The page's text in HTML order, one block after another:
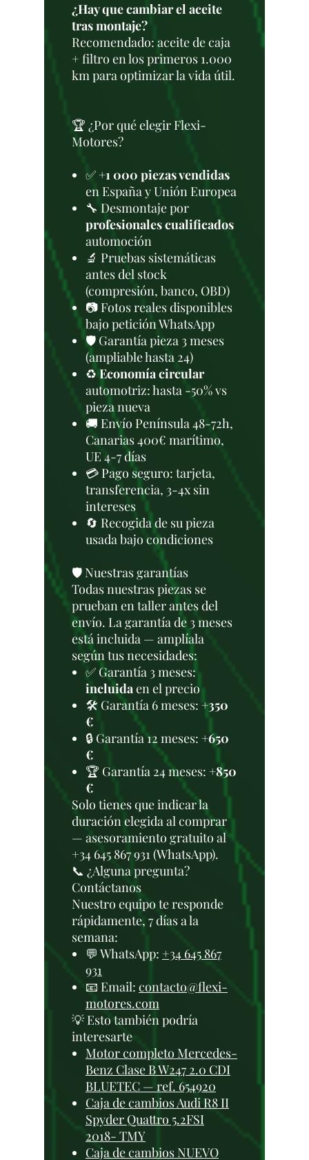
¿Hay que cambiar el aceite
tras montaje?
Recomendado: aceite de caja
+ filtro en los primeros 1.000
km para optimizar la vida útil.
🏆 ¿Por qué elegir Flexi-
Motores?
✅+1 000 piezas vendidas
en España y Unión Europea
🔧 Desmontaje por
profesionales cualificados
automoción
🔬 Pruebas sistemáticas
antes del stock
(compresión, banco, OBD)
📷 Fotos reales disponibles
bajo petición WhatsApp
🛡️ Garantía pieza 3 meses
(ampliable hasta 24)
♻️Economía circular
automotriz: hasta -50% vs
pieza nueva
🚚 Envío Península 48-72h,
Canarias 400€ marítimo,
UE 4-7 días
💳 Pago seguro: tarjeta,
transferencia, 3-4x sin
intereses
🔄 Recogida de su pieza
usada bajo condiciones
🛡️ Nuestras garantías
Todas nuestras piezas se
prueban en taller antes del
envío. La garantía de 3 meses
está incluida — amplíala
según tus necesidades:
✅ Garantía 3 meses:
incluidaen el precio
🛠️ Garantía 6 meses: +350
€
🔒 Garantía 12 meses: +650
€
🏆 Garantía 24 meses: +850
€
Solo tienes que indicar la
duración elegida al comprar
— asesoramiento gratuito al
+34 645 867 931 (WhatsApp).
📞 ¿Alguna pregunta?
Contáctanos
Nuestro equipo te responde
rápidamente, 7 días a la
semana:
💬 WhatsApp: +34 645 867
931
📧 Email: contacto@flexi-
motores.com
💡 Esto también podría
interesarte
Motor completo Mercedes-
Benz Clase B W247 2.0 CDI
BLUETEC — ref. 654920
Caja de cambios Audi R8 II
Spyder Quattro 5.2FSI
2018- TMY
Caja de cambios NUEVO